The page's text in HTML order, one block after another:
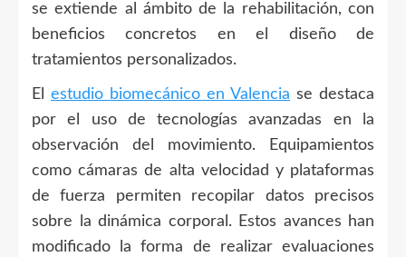
se extiende al ámbito de la rehabilitación, con
beneficios concretos en el diseño de
tratamientos personalizados.
El estudio biomecánico en Valencia se destaca
por el uso de tecnologías avanzadas en la
observación del movimiento. Equipamientos
como cámaras de alta velocidad y plataformas
de fuerza permiten recopilar datos precisos
sobre la dinámica corporal. Estos avances han
modificado la forma de realizar evaluaciones